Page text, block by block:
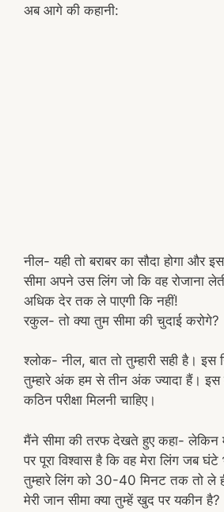
अब आगे की कहानी:
नील- यही तो बराबर का सौदा होगा और
सीमा अपने उस लिंग जो कि वह रोजाना
अधिक देर तक ले पाएगी कि नहीं!
रकुल- तो क्या तुम सीमा की चुदाई करोगे?
श्लोक- नील, बात तो तुम्हारी सही है। इस
तुम्हारे अंक हम से तीन अंक ज्यादा हैं। इस
कठिन परीक्षा मिलनी चाहिए।
मैंने सीमा की तरफ देखते हुए कहा- लेकिन
पर पूरा विश्वास है कि वह मेरा लिंग जब
तुम्हारे लिंग को 30-40 मिनट तक तो ले
मेरी जान सीमा क्या तुम्हें खुद पर यकीन है?